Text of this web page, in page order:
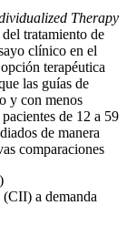
Therapy
tratamiento de
clínico en el
terapéutica
las guías de
y con menos
de 12 a 59
de manera
comparaciones
a demanda